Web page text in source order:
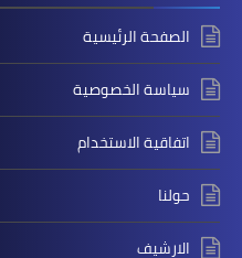
الصفحة الرئيسية
سياسة الخصوصية
اتفاقية الاستخدام
حولنا
الارشيف